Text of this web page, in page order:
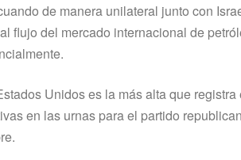
de manera unilateral junto con
flujo del mercado internacional de
Unidos es la más alta que
en las urnas para el partido